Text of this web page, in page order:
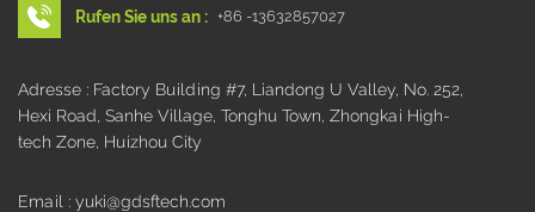
Rufen Sie uns an : +86 -13632857027
Adresse : Factory Building #7, Liandong U Valley, No. 252,
Hexi Road, Sanhe Village, Tonghu Town, Zhongkai High-
tech Zone, Huizhou City
Email : yuki@gdsftech.com